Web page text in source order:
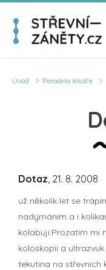
Úvod Poradna lékaře
Dotaz, 21. 8. 2008
už několik let se
nadýmáním a i
kolabuji.Prozatím mi
koloskopii a
tekutina na střevních